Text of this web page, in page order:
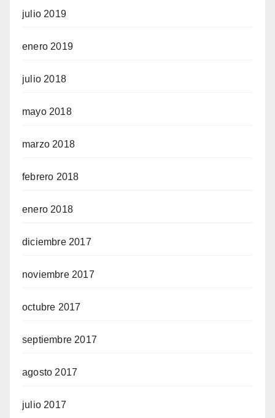
julio 2019
enero 2019
julio 2018
mayo 2018
marzo 2018
febrero 2018
enero 2018
diciembre 2017
noviembre 2017
octubre 2017
septiembre 2017
agosto 2017
julio 2017